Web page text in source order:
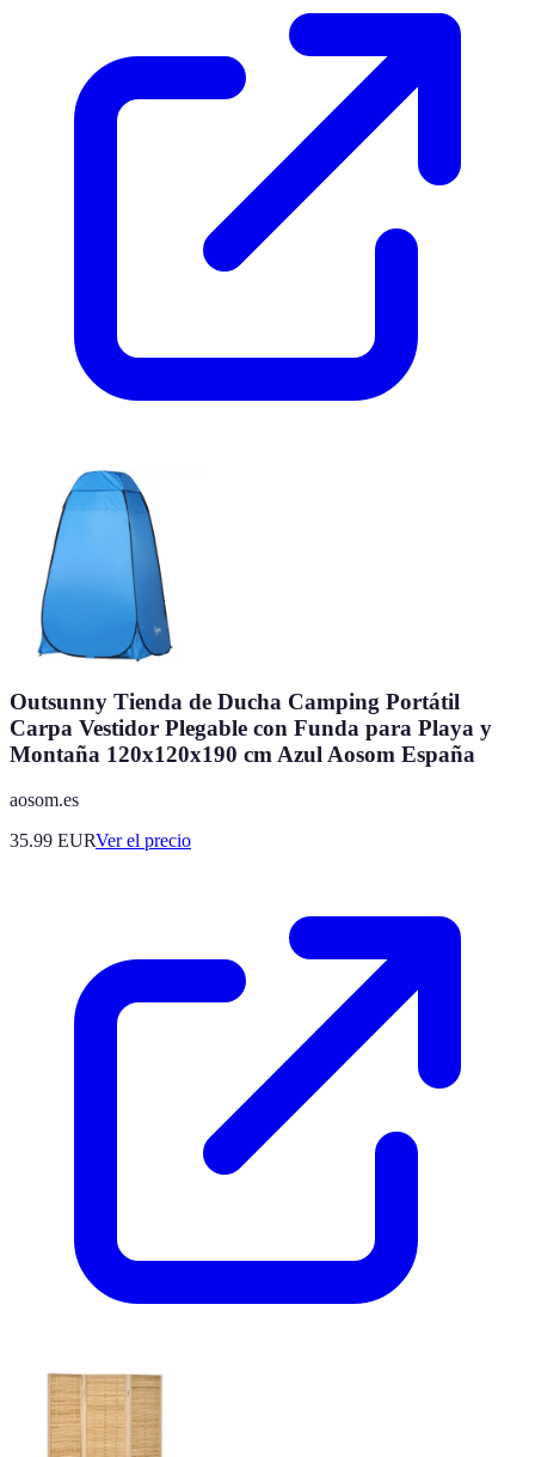
Outsunny Tienda de Ducha Camping Portátil
Carpa Vestidor Plegable con Funda para Playa y
Montaña 120x120x190 cm Azul Aosom España
aosom.es
35.99 EURVer el precio